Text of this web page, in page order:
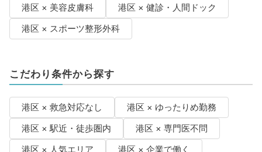
港区 × 美容皮膚科
港区 × 健診・人間ドック
港区 × スポーツ整形外科
こだわり条件から探す
港区 × 救急対応なし
港区 × ゆったりめ勤務
港区 × 駅近・徒歩圏内
港区 × 専門医不問
港区 × 人気エリア
港区 × 企業で働く